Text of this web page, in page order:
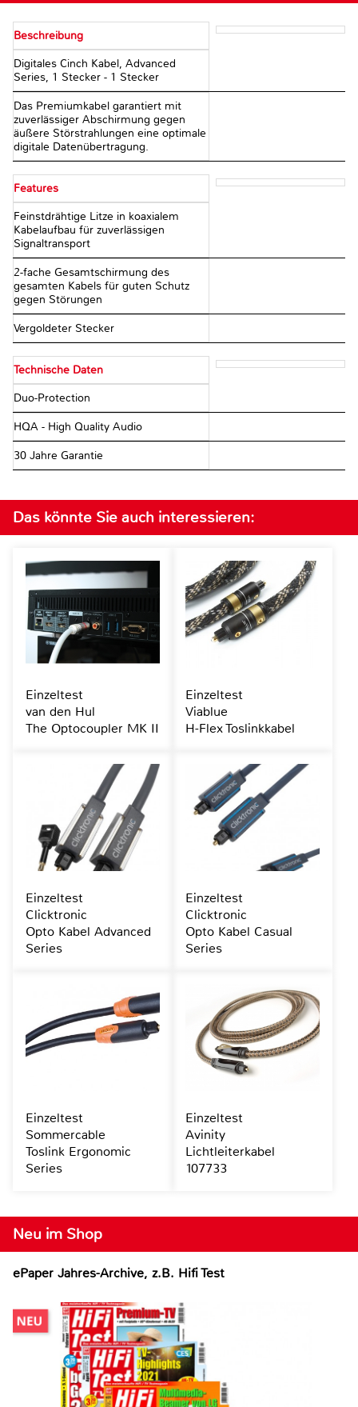
Beschreibung
Digitales Cinch Kabel, Advanced
Series, 1 Stecker - 1 Stecker
Das Premiumkabel garantiert mit
zuverlässiger Abschirmung gegen
äußere Störstrahlungen eine optimale
digitale Datenübertragung.
Features
Feinstdrähtige Litze in koaxialem
Kabelaufbau für zuverlässigen
Signaltransport
2-fache Gesamtschirmung des
gesamten Kabels für guten Schutz
gegen Störungen
Vergoldeter Stecker
Technische Daten
Duo-Protection
HQA - High Quality Audio
30 Jahre Garantie
Neu im Shop
ePaper Jahres-Archive, z.B. Hifi Test
Das könnte Sie auch interessieren:
Einzeltest
van den Hul
The Optocoupler MK II
Einzeltest
Viablue
H-Flex Toslinkkabel
Einzeltest
Clicktronic
Opto Kabel Advanced
Series
Einzeltest
Clicktronic
Opto Kabel Casual
Series
Einzeltest
Sommercable
Toslink Ergonomic
Series
Einzeltest
Avinity
Lichtleiterkabel
107733